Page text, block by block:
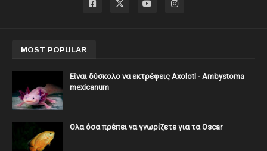
MOST POPULAR
Είναι δύσκολο να εκτρέφεις Axolotl - Ambystoma
mexicanum
Ολα όσα πρέπει να γνωρίζετε για τα Oscar